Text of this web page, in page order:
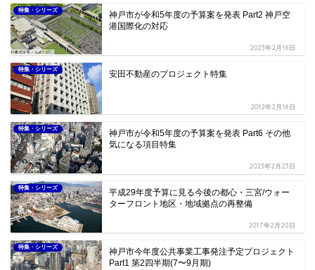
特集・シリーズ
神戸市が令和5年度の予算案を発表 Part2 神戸空
港国際化の対応
2023年2月16日
特集・シリーズ 安田不動産のプロジェクト特集
2012年2月16日
特集・シリーズ
神戸市が令和5年度の予算案を発表 Part6 その他
気になる項目特集
2023年2月23日
特集・シリーズ
平成29年度予算に見る今後の都心・三宮/ウォー
ターフロント地区・地域拠点の再整備
2017年2月20日
特集・シリーズ
神戸市今年度公共事業工事発注予定プロジェクト
Part1 第2四半期(7〜9月期)